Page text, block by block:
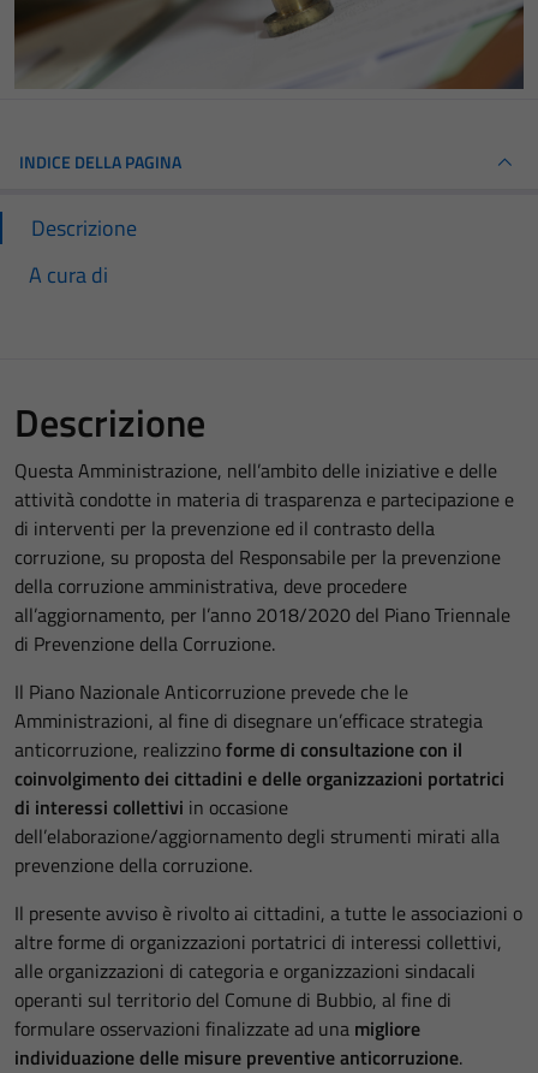
INDICE DELLA PAGINA
Descrizione
A cura di
Descrizione
Questa Amministrazione, nell’ambito delle iniziative e delle
attività condotte in materia di trasparenza e partecipazione e
di interventi per la prevenzione ed il contrasto della
corruzione, su proposta del Responsabile per la prevenzione
della corruzione amministrativa, deve procedere
all’aggiornamento, per l’anno 2018/2020 del Piano Triennale
di Prevenzione della Corruzione.
Il Piano Nazionale Anticorruzione prevede che le
Amministrazioni, al fine di disegnare un’efficace strategia
anticorruzione, realizzinoforme di consultazione con il
coinvolgimento dei cittadini e delle organizzazioni portatrici
di interessi collettivi in occasione
dell’elaborazione/aggiornamento degli strumenti mirati alla
prevenzione della corruzione.
Il presente avviso è rivolto ai cittadini, a tutte le associazioni o
altre forme di organizzazioni portatrici di interessi collettivi,
alle organizzazioni di categoria e organizzazioni sindacali
operanti sul territorio del Comune di Bubbio, al fine di
formulare osservazioni finalizzate ad una migliore
individuazione delle misure preventive anticorruzione.